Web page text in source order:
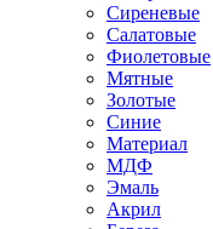
Сиреневые
Салатовые
Фиолетовые
Мятные
Золотые
Синие
Материал
МДФ
Эмаль
Акрил